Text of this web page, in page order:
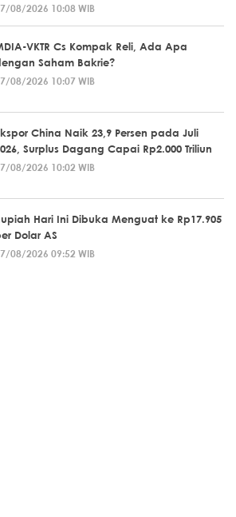
08/2026 10:08 WIB
VKTR Cs Kompak Reli, Ada Apa
Saham Bakrie?
08/2026 10:07 WIB
China Naik 23,9 Persen pada Juli
Surplus Dagang Capai Rp2.000 Triliun
08/2026 10:02 WIB
Hari Ini Dibuka Menguat ke Rp17.905
Dolar AS
08/2026 09:52 WIB